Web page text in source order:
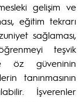
gelişim ve
eğitim tekrarı
sağlaması,
teşvik
öz güveninin
tanınmasının
İşverenler